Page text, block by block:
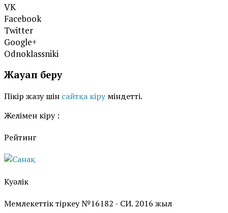
VK
Facebook
Twitter
Google+
Odnoklassniki
Жауап беру
Пікір жазу үшін сайтқа кіруміндетті.
Желімен кіру :
Рейтинг
Куәлік
Мемлекеттік тіркеу №16182 - СИ. 2016 жыл